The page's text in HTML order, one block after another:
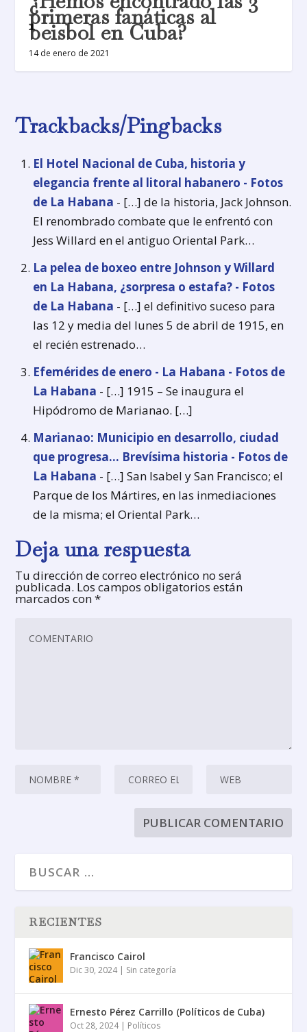
primeras fanáticas al
beisbol en Cuba?
14 de enero de 2021
Trackbacks/Pingbacks
El Hotel Nacional de Cuba, historia y
elegancia frente al litoral habanero - Fotos
de La Habana - […] de la historia, Jack Johnson.
El renombrado combate que le enfrentó con
Jess Willard en el antiguo Oriental Park…
La pelea de boxeo entre Johnson y Willard
en La Habana, ¿sorpresa o estafa? - Fotos
de La Habana - […] el definitivo suceso para
las 12 y media del lunes 5 de abril de 1915, en
el recién estrenado…
Efemérides de enero - La Habana - Fotos de
La Habana - […] 1915 – Se inaugura el
Hipódromo de Marianao. […]
Marianao: Municipio en desarrollo, ciudad
que progresa... Brevísima historia - Fotos de
La Habana - […] San Isabel y San Francisco; el
Parque de los Mártires, en las inmediaciones
de la misma; el Oriental Park…
Deja una respuesta
Tu dirección de correo electrónico no será
publicada. Los campos obligatorios están
marcados con*
RECIENTES
Francisco Cairol
Dic 30, 2024| Sin categoría
Ernesto Pérez Carrillo (Políticos de Cuba)
Oct 28, 2024| Políticos